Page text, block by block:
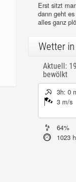
Erst sitzt
dann geht
alles ganz
Wetter
Aktuell:
bewölkt
3h: 0
3 m/s
64%
1023